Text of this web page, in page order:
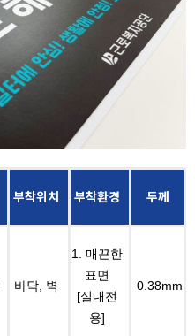
부착위치 부착환경 두께
바닥, 벽
1. 매끈한
표면
[실내전
용]
0.38mm